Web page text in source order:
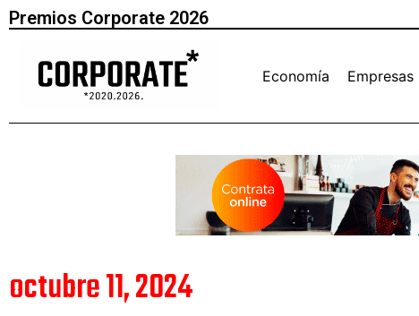
Premios Corporate 2026
Economía Empresas
octubre 11, 2024